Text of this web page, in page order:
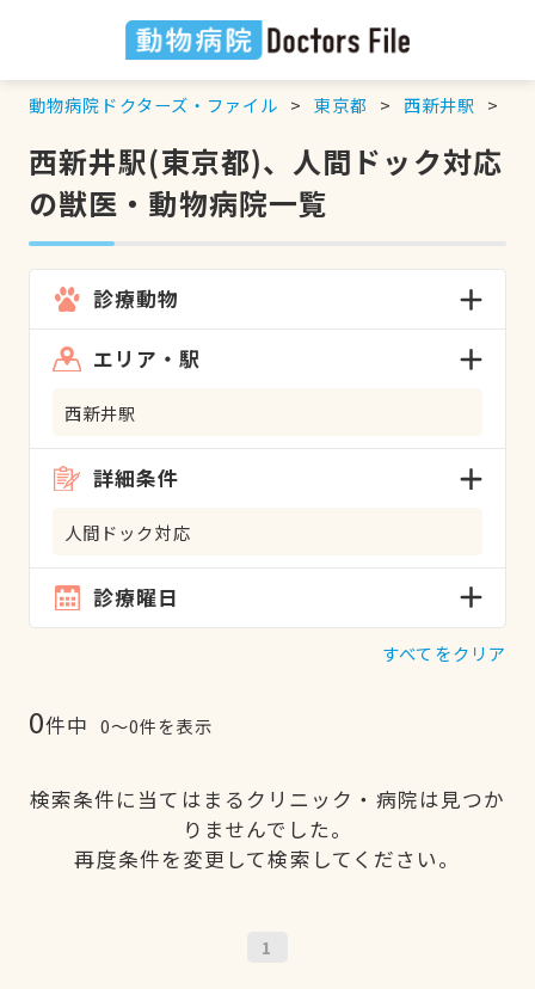
動物病院ドクターズ・ファイル 東京都 西新井駅
西新井駅(東京都)、人間ドック対応
の獣医・動物病院一覧
診療動物
エリア・駅
西新井駅
詳細条件
人間ドック対応
診療曜日
すべてをクリア
0件中 0〜0件を表示
検索条件に当てはまるクリニック・病院は見つか
りませんでした。
再度条件を変更して検索してください。
1